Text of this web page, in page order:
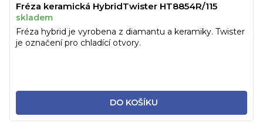
Fréza keramická HybridTwister HT8854R/115
skladem
DO KOŠÍKU
Fréza hybrid je vyrobena z diamantu a keramiky. Twister
je označení pro chladící otvory.